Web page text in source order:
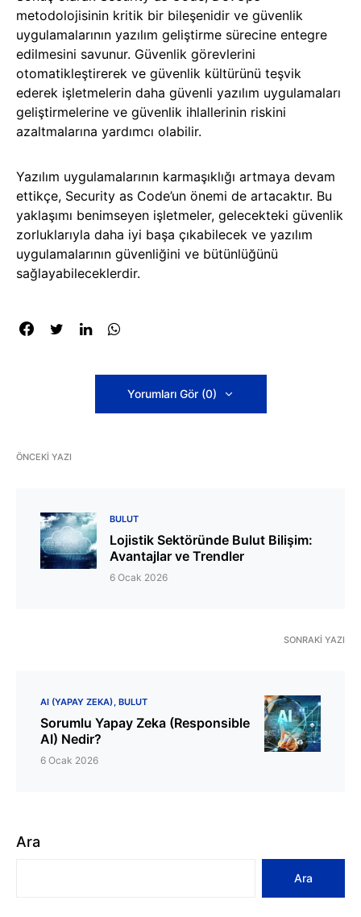
metodolojisinin kritik bir bileşenidir ve güvenlik
uygulamalarının yazılım geliştirme sürecine entegre
edilmesini savunur. Güvenlik görevlerini
otomatikleştirerek ve güvenlik kültürünü teşvik
ederek işletmelerin daha güvenli yazılım uygulamaları
geliştirmelerine ve güvenlik ihlallerinin riskini
azaltmalarına yardımcı olabilir.
Yazılım uygulamalarının karmaşıklığı artmaya devam
ettikçe, Security as Code’un önemi de artacaktır. Bu
yaklaşımı benimseyen işletmeler, gelecekteki güvenlik
zorluklarıyla daha iyi başa çıkabilecek ve yazılım
uygulamalarının güvenliğini ve bütünlüğünü
sağlayabileceklerdir.
Yorumları Gör (0)
ÖNCEKI YAZI
BULUT
Lojistik Sektöründe Bulut Bilişim:
Avantajlar ve Trendler
6 Ocak 2026
SONRAKI YAZI
AI (YAPAY ZEKA) BULUT
Sorumlu Yapay Zeka (Responsible
AI) Nedir?
6 Ocak 2026
Ara
Ara